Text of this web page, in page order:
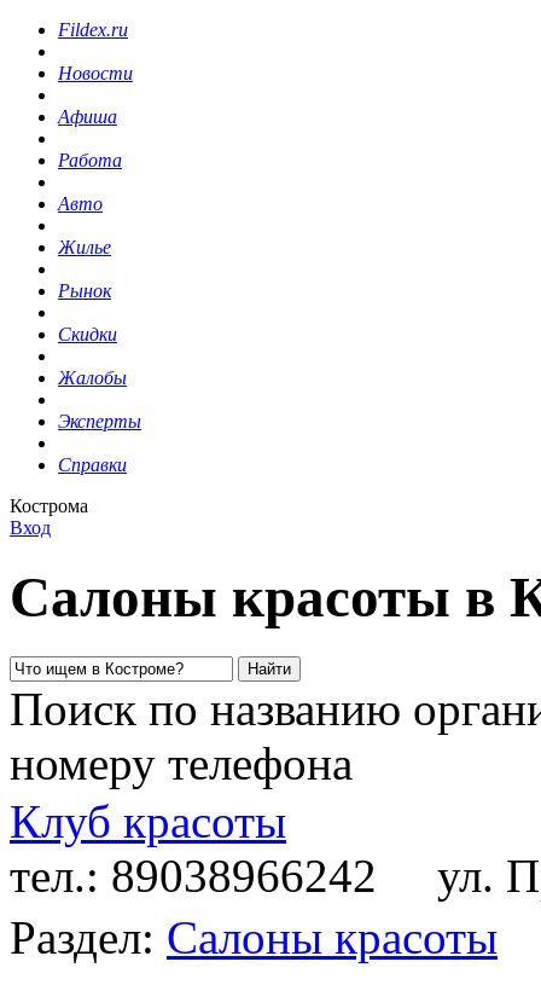
Fildex.ru
Новости
Афиша
Работа
Авто
Жилье
Рынок
Скидки
Жалобы
Эксперты
Справки
Кострома
Вход
Салоны красоты в
Поиск по названию
номеру телефона
Клуб красоты
тел.: 89038966242
ул.
Раздел: Салоны красоты